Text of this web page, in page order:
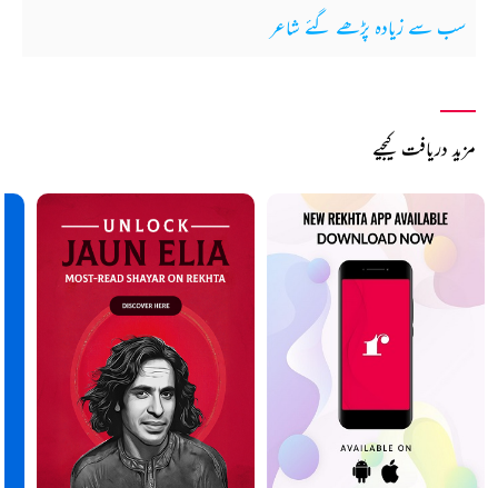
سب سے زیادہ پڑھے گئے شاعر
مزید دریافت کیجیے